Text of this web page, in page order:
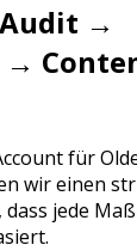
Audit →
→
für
wir einen
jede